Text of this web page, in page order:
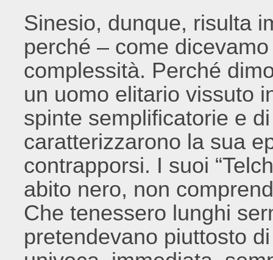
Sinesio, dunque, risulta
perché – come
complessità. Perché
un uomo elitario vissuto
spinte semplificatorie e
caratterizzarono la sua
contrapporsi. I suoi
abito nero, non
Che tenessero lunghi
pretendevano piuttosto